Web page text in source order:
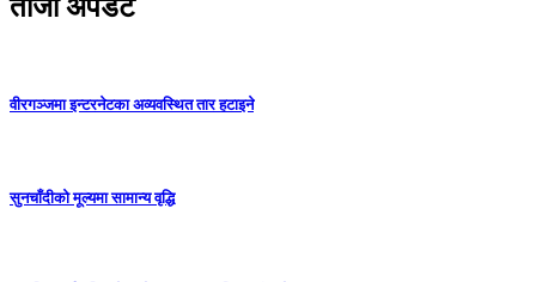
ताजा अपडेट
वीरगञ्जमा इन्टरनेटका अव्यवस्थित तार हटाइने
सुनचाँदीको मूल्यमा सामान्य वृद्धि